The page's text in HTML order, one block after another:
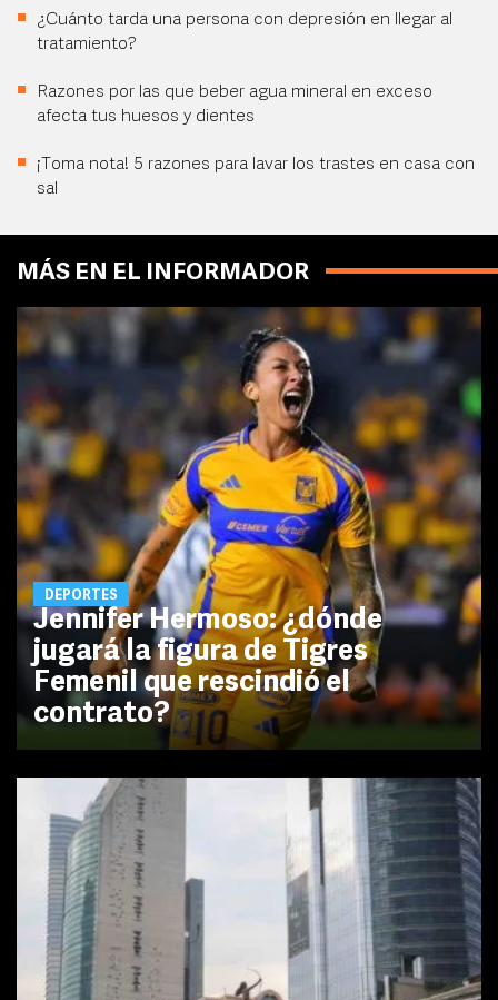
¿Cuánto tarda una persona con depresión en llegar al
tratamiento?
Razones por las que beber agua mineral en exceso
afecta tus huesos y dientes
¡Toma nota! 5 razones para lavar los trastes en casa con
sal
MÁS EN EL INFORMADOR
DEPORTES
Jennifer Hermoso: ¿dónde
jugará la figura de Tigres
Femenil que rescindió el
contrato?